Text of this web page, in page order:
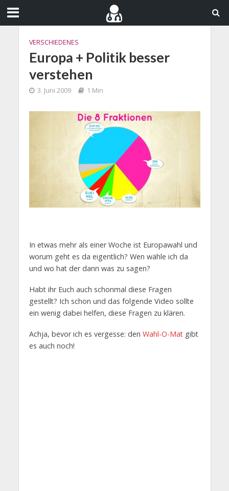
VERSCHIEDENES
Europa + Politik besser
verstehen
3. Juni 2009 1 Min
In etwas mehr als einer Woche ist Europawahl und
worum geht es da eigentlich? Wen wähle ich da
und wo hat der dann was zu sagen?
Habt ihr Euch auch schonmal diese Fragen
gestellt? Ich schon und das folgende Video sollte
ein wenig dabei helfen, diese Fragen zu klären.
Achja, bevor ich es vergesse: den Wahl-O-Matgibt
es auch noch!